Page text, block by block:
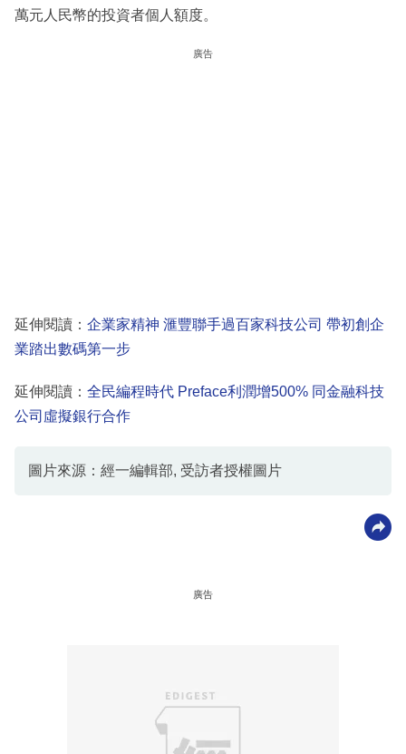
萬元人民幣的投資者個人額度。
廣告
延伸閱讀： 企業家精神 滙豐聯手過百家科技公司 帶初創企
業踏出數碼第一步
延伸閱讀： 全民編程時代 Preface利潤增500% 同金融科技
公司虛擬銀行合作
圖片來源：經一編輯部, 受訪者授權圖片
廣告